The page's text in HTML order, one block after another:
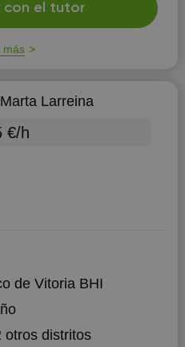
el tutor
más
Marta Larreina
€/h
de Vitoria BHI
distritos